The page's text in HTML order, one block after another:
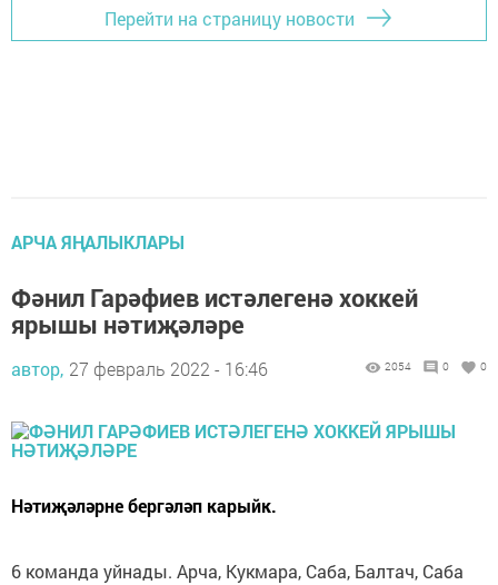
Перейти на страницу новости
АРЧА ЯҢАЛЫКЛАРЫ
Фәнил Гарәфиев истәлегенә хоккей
ярышы нәтиҗәләре
автор, 27 февраль 2022 - 16:46 2054 0 0
Нәтиҗәләрне бергәләп карыйк.
6 команда уйнады. Арча, Кукмара, Саба, Балтач, Саба